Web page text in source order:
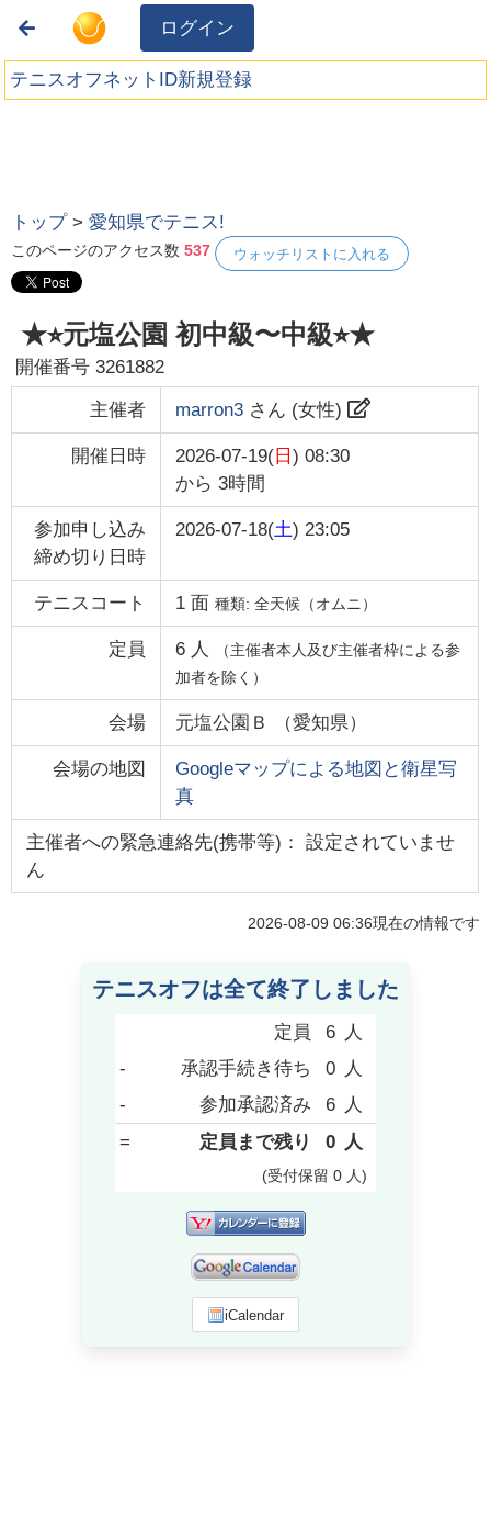
ログイン
テニスオフネットID新規登録
トップ >愛知県でテニス!
このページのアクセス数537 ウォッチリストに入れる
★⭐︎元塩公園 初中級〜中級⭐︎★
開催番号3261882
主催者 marron3さん (女性)
開催日時 2026-07-19(日 ) 08:30
から 3時間
参加申し込み
締め切り日時
2026-07-18(土) 23:05
テニスコート 1面 種類: 全天候（オムニ）
定員 6 人
（主催者本人及び主催者枠による参
加者を除く）
会場 元塩公園Ｂ （愛知県）
会場の地図
Googleマップによる地図と衛星写
真
主催者への緊急連絡先(携帯等)： 設定されていませ
ん
2026-08-09 06:36現在の情報です
テニスオフは全て終了しました
定員 6 人
-
承認手続き待ち 0 人
-
参加承認済み 6 人
=
定員まで残り 0 人
(受付保留 0 人)
iCalendar